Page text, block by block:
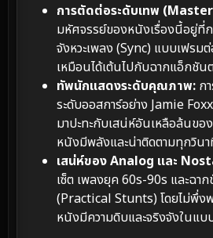
การตัดต่อระดับเทพ
มหัศจรรย์ของหนังเรื่องนี้อยู่ที่
จังหวะเพลง (Sync) แบบเฟรม
เหมือนได้เต้นไปกับฉากแอ็กชัน
ทัพนักแสดงระดับคุณภาพ: ก
ระดับออสการ์อย่าง Jamie
มาปะทะกับเสน่ห์อันเหลือล้นข
หนังมีพลังและน่าติดตามทุกวิน
เสน่ห์ของ Analog และ
เซ็ต เพลงยุค 60s-90s และฉาก
(Practical Stunts) โดยไม่พึ่งพ
หนังมีความดิบและจริงจังในแบ